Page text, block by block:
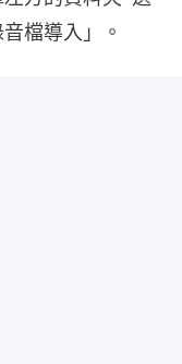
檔導入」。